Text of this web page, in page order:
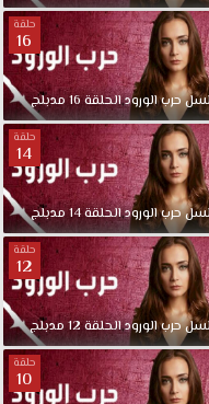
حلقة
16
حربالورودالحلقة16مدبلج
حلقة
14
حربالورودالحلقة14مدبلج
حلقة
12
حربالورودالحلقة12مدبلج
حلقة
10